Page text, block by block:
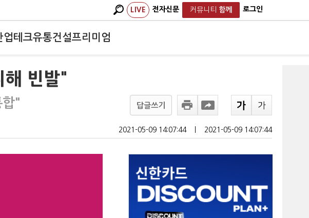
LIVE 전자신문 커뮤니티 함께 로그인
업테크유통건설프리미엄
해 빈발"
합" 답글쓰기
2021-05-09 14:07:44 2021-05-09 14:07:44